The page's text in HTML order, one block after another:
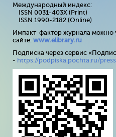
Международный индекс:
ISSN 0031-403X (Print)
ISSN 1990-2182 (Online)
Импакт-фактор журнала можно
сайте: www.elibrary.ru
Подписка через сервис
- https://podpiska.pochta.ru/